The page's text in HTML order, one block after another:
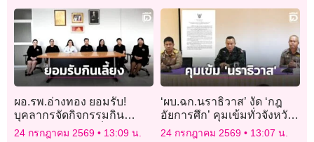
ผอ.รพ.อ่างทอง ยอมรับ!
บุคลากรจัดกิจกรรมกิน
อาหารใกล้ไอซียูเด็ก เร่งสอบ
24 กรกฎาคม 2569 13:09 น.
‘ผบ.ฉก.นราธิวาส’ งัด ‘กฎ
อัยการศึก’ คุมเข้มทั่วจังหวัด
พร้อมเร่งตามล่า ‘โจรใต้’
24 กรกฎาคม 2569 13:07 น.